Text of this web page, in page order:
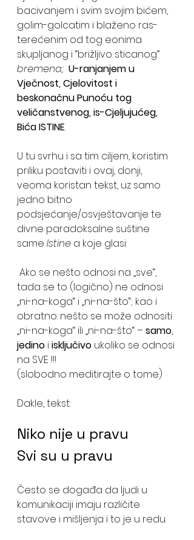
bacivanjem i svim svojim bićem,
golim-golcatim i blaženo ras-
terećenim od tog eonima
skupljanog i “brižljivo sticanog”
bremena; U-ranjanjem u
Vječnost, Cjelovitost i
beskonačnu Punoću tog
veličanstvenog, is-Cjeljujućeg,
Bića ISTINE.
U tu svrhu i sa tim ciljem, koristim
priliku postaviti i ovaj, donji,
veoma koristan tekst, uz samo
jedno bitno
podsjećanje/osvještavanje te
divne paradoksalne suštine
same Istine a koje glasi:
tada se to (logično) ne odnosi
„ni-na-koga“ i „ni-na-što“; kao i
obratno: nešto se može odnositi
„ni-na-koga“ ili „ni-na-što“ – samo,
jedino i isključivo ukoliko se odnosi
na SVE !!!
(slobodno meditirajte o tome)
Dakle, tekst:
Niko nije u pravu
Svi su u pravu
Često se događa da ljudi u
komunikaciji imaju različite
stavove i mišljenja i to je u redu.